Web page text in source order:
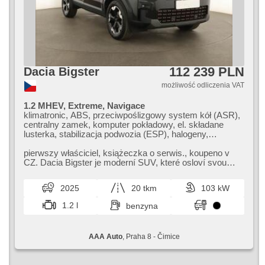
szyby, přední pohon, zadní pohon, blokowanie mech.
różnicowego, wzdłużna regulacja siedzeń, chowane
zagłówki, starter elektroniczny, gwarancja, LPG w CT,
digitální přístrojová deska, wifi hotspot
Dacia Bigster 112 239 PLN
możliwość odliczenia VAT
1.2 MHEV, Extreme, Navigace
klimatronic, ABS, przeciwpoślizgowy system kół (ASR),
centralny zamek, komputer pokładowy, el. składane
lusterka, stabilizacja podwozia (ESP), halogeny,
czujnik ciśnienia opon, USB, 6x poduszka powietrzna,
podgrzewana przednia szyba, podgrzewana kierownica,
parkowania, el. lusterka, wspomaganie układu
kierowniczego, el. opuszczane szyby, relingi dachowe,
szyberdach, radio fabryczne, manualna skrzynia biegów
pierwszy właściciel,​ książeczka o serwis.,​ koupeno v
CZ. Dacia Bigster je moderní SUV,​ které osloví svou
2025 20 tkm
103 kW
1.2 l
benzyna
AAA Auto, Praha 8 - Čimice